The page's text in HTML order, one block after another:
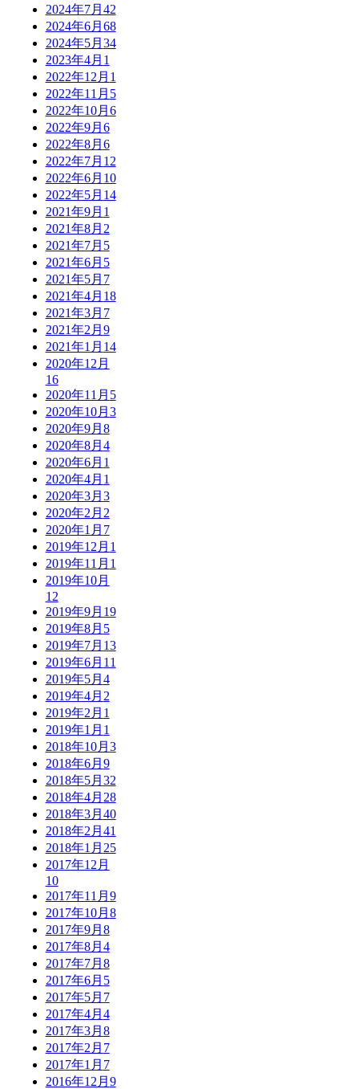
2024年7月 42
2024年6月 68
2024年5月 34
2023年4月 1
2022年12月 1
2022年11月 5
2022年10月 6
2022年9月 6
2022年8月 6
2022年7月 12
2022年6月 10
2022年5月 14
2021年9月 1
2021年8月 2
2021年7月 5
2021年6月 5
2021年5月 7
2021年4月 18
2021年3月 7
2021年2月 9
2021年1月 14
2020年12月
16
2020年11月 5
2020年10月 3
2020年9月 8
2020年8月 4
2020年6月 1
2020年4月 1
2020年3月 3
2020年2月 2
2020年1月 7
2019年12月 1
2019年11月 1
2019年10月
12
2019年9月 19
2019年8月 5
2019年7月 13
2019年6月 11
2019年5月 4
2019年4月 2
2019年2月 1
2019年1月 1
2018年10月 3
2018年6月 9
2018年5月 32
2018年4月 28
2018年3月 40
2018年2月 41
2018年1月 25
2017年12月
10
2017年11月 9
2017年10月 8
2017年9月 8
2017年8月 4
2017年7月 8
2017年6月 5
2017年5月 7
2017年4月 4
2017年3月 8
2017年2月 7
2017年1月 7
2016年12月 9